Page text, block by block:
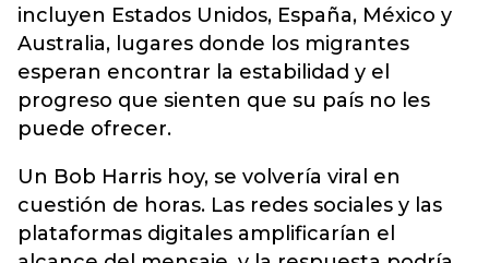
incluyen Estados Unidos, España, México y
Australia, lugares donde los migrantes
esperan encontrar la estabilidad y el
progreso que sienten que su país no les
puede ofrecer.
Un Bob Harris hoy, se volvería viral en
cuestión de horas. Las redes sociales y las
plataformas digitales amplificarían el